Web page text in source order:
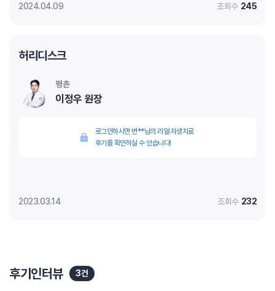
2024.04.09 조회수 245
허리디스크
평촌
이정우 원장
로그인하시면 변**님의 리얼 자생치료
후기를 확인하실 수 있습니다!
2023.03.14 조회수 232
후기인터뷰 3건